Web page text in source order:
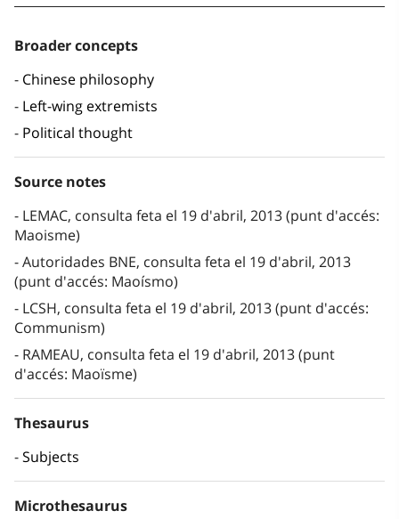
Broader concepts
Chinese philosophy
Left-wing extremists
Political thought
Source notes
LEMAC, consulta feta el 19 d'abril, 2013 (punt d'accés:
Maoisme)
Autoridades BNE, consulta feta el 19 d'abril, 2013
(punt d'accés: Maoísmo)
LCSH, consulta feta el 19 d'abril, 2013 (punt d'accés:
Communism)
RAMEAU, consulta feta el 19 d'abril, 2013 (punt
d'accés: Maoïsme)
Thesaurus
Subjects
Microthesaurus